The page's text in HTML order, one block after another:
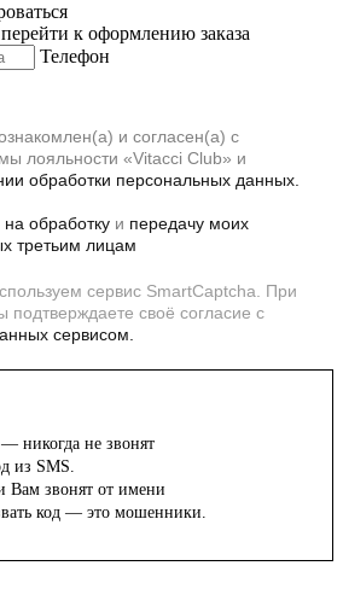
к оформлению заказа
Телефон
и согласен(а) с
лояльности «Vitacci Club» и
обработки персональных данных.
на обработку и передачу моих
третьим лицам
сервис SmartCaptcha. При
подтверждаете своё согласие с
сервисом.
никогда не звонят
из SMS.
Вам звонят от имени
код — это мошенники.